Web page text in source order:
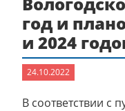
год и
и 2024
24.10.2022
В соответствии с